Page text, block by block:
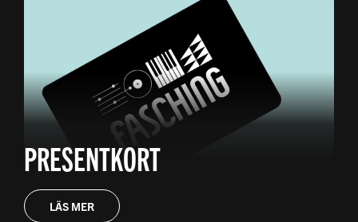
PRESENTKORT
LÄS MER